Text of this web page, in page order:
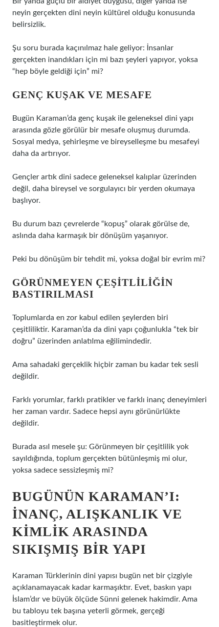
neyin gerçekten dini neyin kültürel olduğu konusunda
belirsizlik.
Şu soru burada kaçınılmaz hale geliyor: İnsanlar
gerçekten inandıkları için mi bazı şeyleri yapıyor, yoksa
“hep böyle geldiği için” mi?
GENÇ KUŞAK VE MESAFE
Bugün Karaman’da genç kuşak ile geleneksel dini yapı
arasında gözle görülür bir mesafe oluşmuş durumda.
Sosyal medya, şehirleşme ve bireyselleşme bu mesafeyi
daha da artırıyor.
Gençler artık dini sadece geleneksel kalıplar üzerinden
değil, daha bireysel ve sorgulayıcı bir yerden okumaya
başlıyor.
Bu durum bazı çevrelerde “kopuş” olarak görülse de,
aslında daha karmaşık bir dönüşüm yaşanıyor.
Peki bu dönüşüm bir tehdit mi, yoksa doğal bir evrim mi?
GÖRÜNMEYEN ÇEŞITLILIĞIN
BASTIRILMASI
Toplumlarda en zor kabul edilen şeylerden biri
çeşitliliktir. Karaman’da da dini yapı çoğunlukla “tek bir
doğru” üzerinden anlatılma eğilimindedir.
Ama sahadaki gerçeklik hiçbir zaman bu kadar tek sesli
değildir.
Farklı yorumlar, farklı pratikler ve farklı inanç deneyimleri
her zaman vardır. Sadece hepsi aynı görünürlükte
değildir.
Burada asıl mesele şu: Görünmeyen bir çeşitlilik yok
sayıldığında, toplum gerçekten bütünleşmiş mi olur,
yoksa sadece sessizleşmiş mi?
BUGÜNÜN KARAMAN’I:
INANÇ, ALIŞKANLIK VE
KIMLIK ARASINDA
SIKIŞMIŞ BIR YAPI
Karaman Türklerinin dini yapısı bugün net bir çizgiyle
açıklanamayacak kadar karmaşıktır. Evet, baskın yapı
İslam’dır ve büyük ölçüde Sünni gelenek hakimdir. Ama
bu tabloyu tek başına yeterli görmek, gerçeği
basitleştirmek olur.